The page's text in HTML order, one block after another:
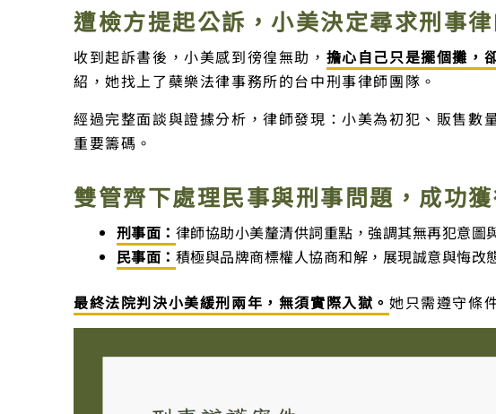
遭檢方提起公訴，小美決定尋求刑事
收到起訴書後，小美感到徬徨無助， 擔心自己只是擺個攤，
紹，她找上了蘗樂法律事務所的台中刑事律師團隊。
經過完整面談與證據分析，律師發現：小美為初犯、販售
重要籌碼。
雙管齊下處理民事與刑事問題，成功
刑事面： 律師協助小美釐清供詞重點，強調其無再犯意圖
民事面： 積極與品牌商標權人協商和解，展現誠意與悔改
最終法院判決小美緩刑兩年，無須實際入獄。她只需遵守條